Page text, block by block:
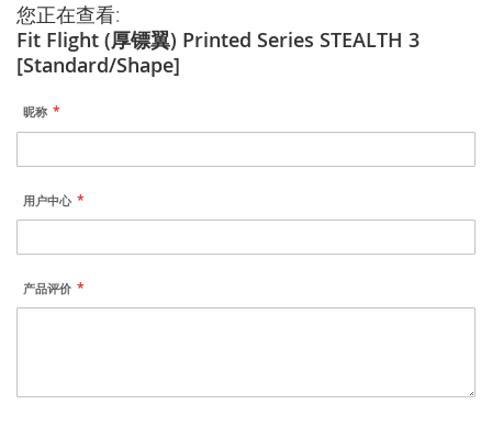
您正在查看:
Fit Flight (厚镖翼) Printed Series STEALTH 3
[Standard/Shape]
昵称
用户中心
产品评价